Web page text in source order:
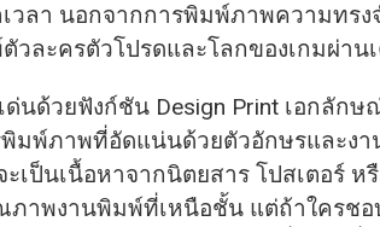
วลา นอกจากการพิมพ์ภาพความทรง
ละครตัวโปรดและโลกของเกมผ่าน
ด่นด้วยฟังก์ชัน Design Print เอกลัก
มพ์ภาพที่อัดแน่นด้วยตัวอักษรและง
เป็นเนื้อหาจากนิตยสาร โปสเตอร์ ห
ภาพงานพิมพ์ที่เหนือชั้น แต่ถ้าใครชอ